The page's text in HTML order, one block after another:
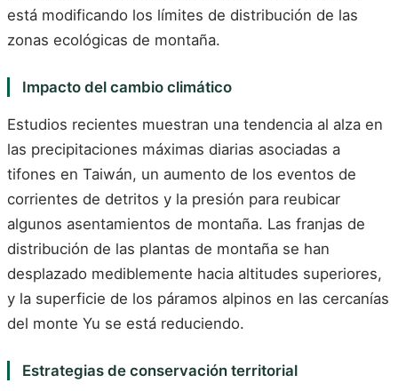
está modificando los límites de distribución de las
zonas ecológicas de montaña.
Impacto del cambio climático
Estudios recientes muestran una tendencia al alza en
las precipitaciones máximas diarias asociadas a
tifones en Taiwán, un aumento de los eventos de
corrientes de detritos y la presión para reubicar
algunos asentamientos de montaña. Las franjas de
distribución de las plantas de montaña se han
desplazado mediblemente hacia altitudes superiores,
y la superficie de los páramos alpinos en las cercanías
del monte Yu se está reduciendo.
Estrategias de conservación territorial